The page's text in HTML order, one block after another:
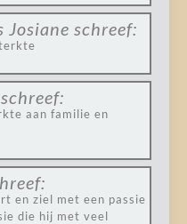
Josiane schreef:
schreef:
aan familie en
en ziel met een passie
die hij met veel